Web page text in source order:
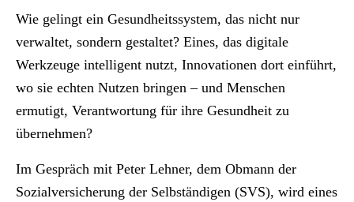
Wie gelingt ein Gesundheitssystem, das nicht nur
verwaltet, sondern gestaltet? Eines, das digitale
Werkzeuge intelligent nutzt, Innovationen dort einführt,
wo sie echten Nutzen bringen – und Menschen
ermutigt, Verantwortung für ihre Gesundheit zu
übernehmen?
Im Gespräch mit Peter Lehner, dem Obmann der
Sozialversicherung der Selbständigen (SVS), wird eines